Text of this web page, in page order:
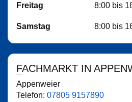
Freitag 8:00 bis
Samstag 8:00 bis
FACHMARKT IN
Appenweier
Telefon: 07805 9157890